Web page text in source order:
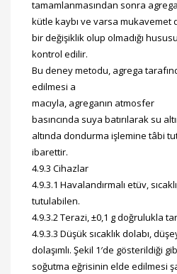
tamamlanmasından sonra
kütle kaybı ve varsa mukavemet
bir değişiklik olup olmadığı
kontrol edilir.
Bu deney metodu, agrega
edilmesi a
macıyla, agreganın atmosfer
basıncında suya batırılarak su
altında dondurma işlemine tâbi
ibarettir.
4.9.3 Cihazlar
4.9.3.1 Havalandırmalı etüv,
tutulabilen.
4.9.3.2 Terazi, ±0,1 g doğrulukla
4.9.3.3 Düşük sıcaklık dolabı,
dolaşımlı. Şekil 1′de gösterildiği
soğutma eğrisinin elde edilmesi